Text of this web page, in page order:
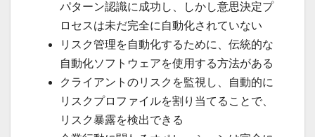
パターン認識に成功し、しかし意思決定プ
ロセスは未だ完全に自動化されていない
リスク管理を自動化するために、伝統的な
自動化ソフトウェアを使用する方法がある
クライアントのリスクを監視し、自動的に
リスクプロファイルを割り当てることで、
リスク暴露を検出できる